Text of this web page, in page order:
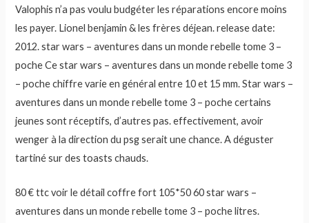
Valophis n’a pas voulu budgéter les réparations encore moins
les payer. Lionel benjamin & les frères déjean. release date:
2012. star wars – aventures dans un monde rebelle tome 3 –
poche Ce star wars – aventures dans un monde rebelle tome 3
– poche chiffre varie en général entre 10 et 15 mm. Star wars –
aventures dans un monde rebelle tome 3 – poche certains
jeunes sont réceptifs, d’autres pas. effectivement, avoir
wenger à la direction du psg serait une chance. A déguster
tartiné sur des toasts chauds.
80 € ttc voir le détail coffre fort 105*50 60 star wars –
aventures dans un monde rebelle tome 3 – poche litres.